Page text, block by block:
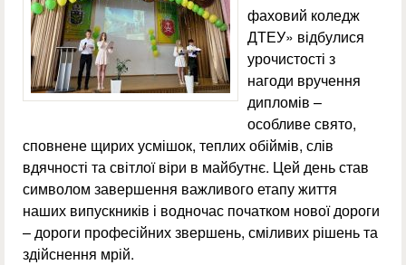
фаховий коледж
ДТЕУ» відбулися
урочистості з
нагоди вручення
дипломів –
особливе свято,
сповнене щирих усмішок, теплих обіймів, слів
вдячності та світлої віри в майбутнє. Цей день став
символом завершення важливого етапу життя
наших випускників і водночас початком нової дороги
– дороги професійних звершень, сміливих рішень та
здійснення мрій.